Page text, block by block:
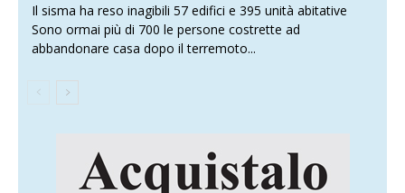
Il sisma ha reso inagibili 57 edifici e 395 unità abitative
Sono ormai più di 700 le persone costrette ad
abbandonare casa dopo il terremoto...